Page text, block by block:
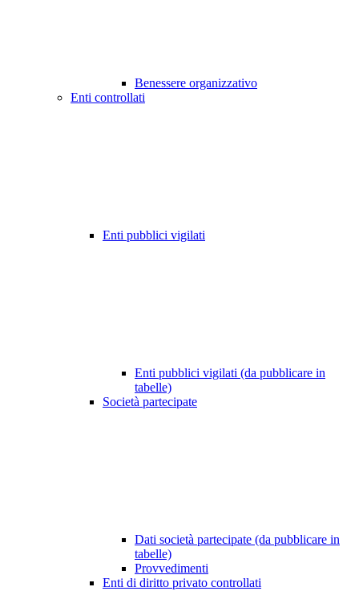
Benessere organizzativo
Enti controllati
Enti pubblici vigilati
Enti pubblici vigilati (da pubblicare in
tabelle)
Società partecipate
Dati società partecipate (da pubblicare in
tabelle)
Provvedimenti
Enti di diritto privato controllati